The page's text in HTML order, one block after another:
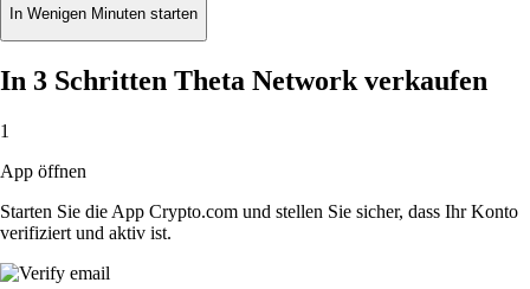
In Wenigen Minuten starten
In 3 Schritten Theta Network verkaufen
1
App öffnen
Starten Sie die App Crypto.com und stellen Sie sicher, dass Ihr Konto
verifiziert und aktiv ist.